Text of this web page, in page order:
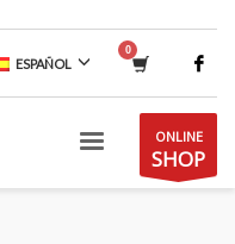
ESPAÑOL
ONLINE
SHOP